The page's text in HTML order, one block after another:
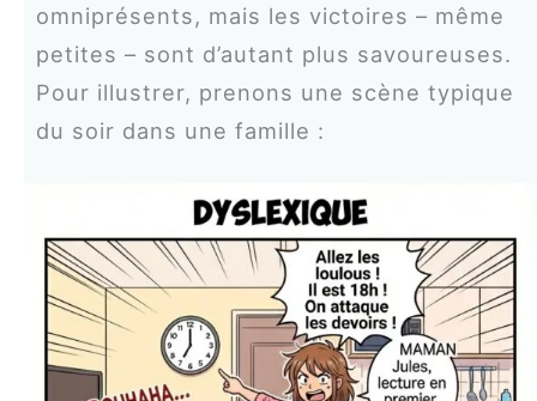
omniprésents, mais les victoires – même
petites – sont d’autant plus savoureuses.
Pour illustrer, prenons une scène typique
du soir dans une famille :